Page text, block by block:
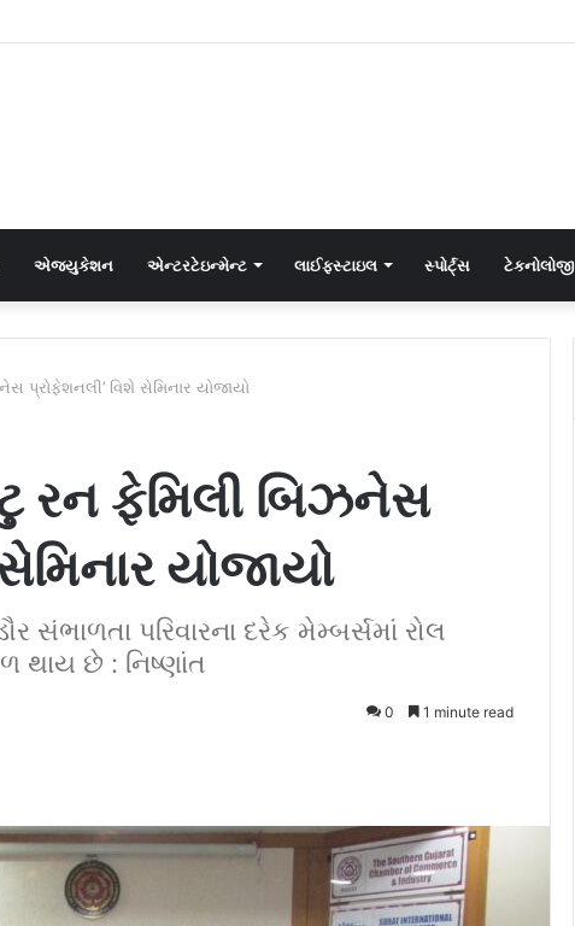
એજ્યુકેશન એન્ટરટેઇન્મેન્ટ લાઈફસ્ટાઇલ સ્પોર્ટ્સ ટેકનોલોજી
પ્રોફેશનલી’ વિશે સેમિનાર યોજાયો
ટુ રન ફેમિલી બિઝનેસ
યોજાયો
સંભાળતા પરિવારના દરેક મેમ્બર્સમાં રોલ
થાય છે : નિષ્ણાંત
0 1 minute read